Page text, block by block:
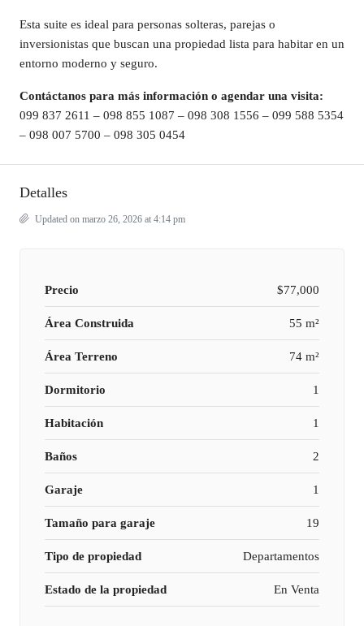
Esta suite es ideal para personas solteras, parejas o
inversionistas que buscan una propiedad lista para habitar en un
entorno moderno y seguro.
Contáctanos para más información o agendar una visita:
099 837 2611 – 098 855 1087 – 098 308 1556 – 099 588 5354
– 098 007 5700 – 098 305 0454
Detalles
Updated on marzo 26, 2026 at 4:14 pm
Precio $77,000
Área Construida 55 m²
Área Terreno 74 m²
Dormitorio 1
Habitación 1
Baños 2
Garaje 1
Tamaño para garaje 19
Tipo de propiedad Departamentos
Estado de la propiedad En Venta